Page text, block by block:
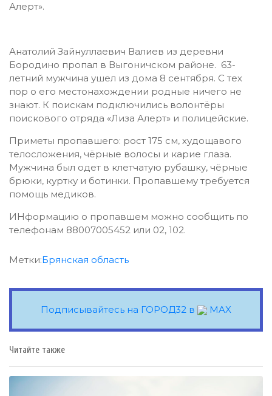
Алерт».
Анатолий Зайнуллаевич Валиев из деревни
Бородино пропал в Выгоничском районе. 63-
летний мужчина ушел из дома 8 сентября. С тех
пор о его местонахождении родные ничего не
знают. К поискам подключились волонтёры
поискового отряда «Лиза Алерт» и полицейские.
Приметы пропавшего: рост 175 см, худощавого
телосложения, чёрные волосы и карие глаза.
Мужчина был одет в клетчатую рубашку, чёрные
брюки, куртку и ботинки. Пропавшему требуется
помощь медиков.
ИНформацию о пропавшем можно сообщить по
телефонам 88007005452 или 02, 102.
Метки:Брянская область
Подписывайтесь на ГОРОД32 в MAX
Читайте также